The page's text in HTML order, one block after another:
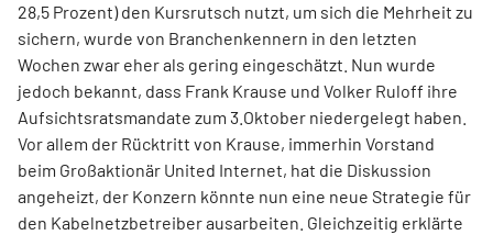
28,5 Prozent) den Kursrutsch nutzt, um sich die Mehrheit zu
sichern, wurde von Branchenkennern in den letzten
Wochen zwar eher als gering eingeschätzt. Nun wurde
jedoch bekannt, dass Frank Krause und Volker Ruloff ihre
Aufsichtsratsmandate zum 3.Oktober niedergelegt haben.
Vor allem der Rücktritt von Krause, immerhin Vorstand
beim Großaktionär United Internet, hat die Diskussion
angeheizt, der Konzern könnte nun eine neue Strategie für
den Kabelnetzbetreiber ausarbeiten. Gleichzeitig erklärte